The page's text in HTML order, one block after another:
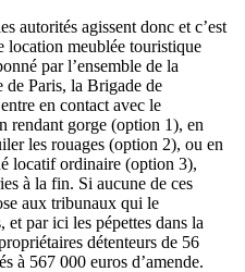
autorités agissent donc et c’est
location meublée touristique
par l’ensemble de la
Paris, la Brigade de
en contact avec le
rendant gorge (option 1), en
les rouages (option 2), ou en
locatif ordinaire (option 3),
à la fin. Si aucune de ces
aux tribunaux qui le
et par ici les pépettes dans la
détenteurs de 56
à 567 000 euros d’amende.